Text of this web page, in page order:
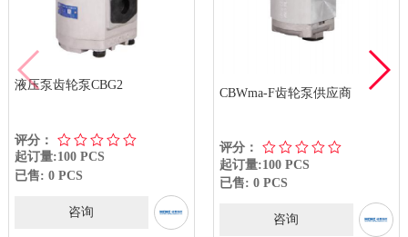
液压泵齿轮泵CBG2
评分：
起订量:100 PCS
已售: 0 PCS
咨询
CBWma-F齿轮泵供应商
评分：
起订量:100 PCS
已售: 0 PCS
咨询